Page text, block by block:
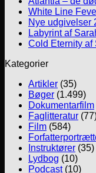
White Line
Nye udgivelser
Labyrint af
Cold Eternity af
Kategorier
Artikler (35)
Bøger (1.499)
Dokumentarfilm
Faglitteratur
Film (584)
Instruktører (35)
Lydbog (10)
Podcast(10)